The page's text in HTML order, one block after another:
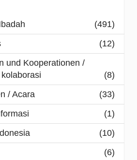
(491)
(12)
und Kooperationen /
(8)
/ Acara
(33)
(1)
(10)
(6)